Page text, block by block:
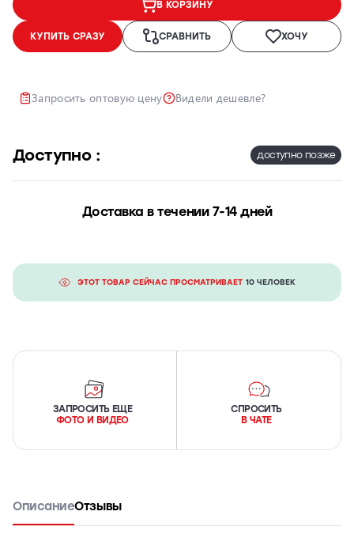
В КОРЗИНУ
КУПИТЬ СРАЗУ СРАВНИТЬ ХОЧУ
Запросить оптовую цену Видели дешевле?
Доступно : доступно позже
Доставка в течении 7-14 дней
ЭТОТ ТОВАР СЕЙЧАС ПРОСМАТРИВАЕТ 10 ЧЕЛОВЕК
ЗАПРОСИТЬ ЕЩЕ
ФОТО И ВИДЕО
СПРОСИТЬ
В ЧАТЕ
ОписаниеОтзывы
Ремонт и
восстановление
Полировка
дополнительного